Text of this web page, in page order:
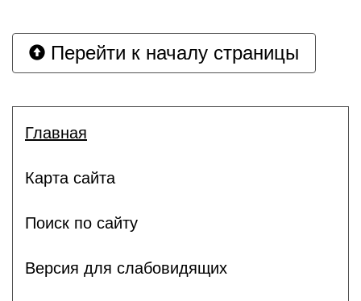
Перейти к началу страницы
Главная
Карта сайта
Поиск по сайту
Версия для слабовидящих